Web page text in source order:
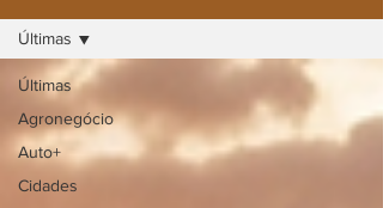
Últimas
Agronegócio
Auto+
Cidades
Últimas